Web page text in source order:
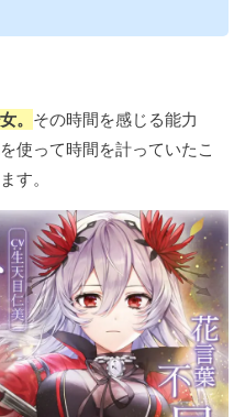
。 その時間を感じる能力
使って時間を計っていたこ
す。